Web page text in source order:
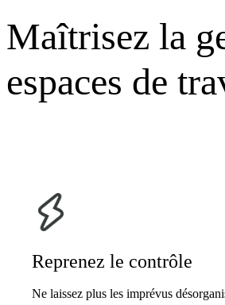
Maîtrisez la
espaces de
Reprenez le contrôle
Ne laissez plus les imprévus